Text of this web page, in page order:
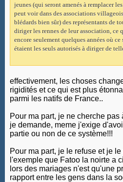
jeunes (qui seront amenés à remplacer
peut voir dans des associations
blédards bien sûr) des représentants de
diriger les rennes de leur association,
encore seulement quelques années où
étaient les seuls autorisés à diriger de
effectivement, les choses
rigidités et ce qui est plus
parmi les natifs de France..
Pour ma part, je ne cherche
je demande, meme j'exige
partie ou non de ce système!!!
Pour ma part, je le refuse et je
l'exemple que Fatoo la noirte a
lors des mariages n'est qu'une
rapport entre les gens dans la